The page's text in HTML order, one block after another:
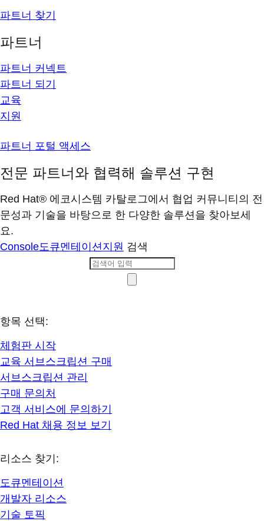
파트너 찾기
파트너
파트너 커넥트
파트너 되기
교육
지원
파트너 포털 액세스
전문 파트너와 협력해 솔루션 구현
Red Hat® 에코시스템 카탈로그에서 협업 커뮤니티의 전
문성과 기술을 바탕으로 한 다양한 솔루션을 찾아보세
요.
Console도큐멘테이션지원 검색
항목 선택:
체험판 시작
교육 서브스크립션 구매
서브스크립션 관리
구매 문의처
고객 서비스에 문의하기
Red Hat 채용 정보 보기
리소스 찾기:
도큐멘테이션
개발자 리소스
기술 토픽